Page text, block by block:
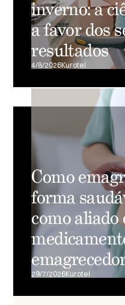
inverno: a
a favor dos
resultados
4/8/2026Kurotel
Como
forma
como aliado
29/7/2026Kurotel